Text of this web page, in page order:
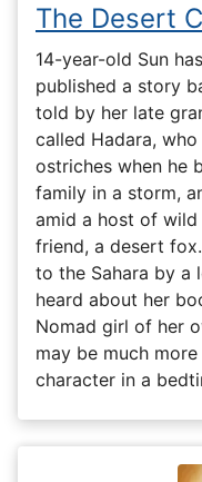
The Desert
14-year-old Sun
published a story
told by her late
called Hadara,
ostriches when he
family in a storm,
amid a host of wild
friend, a desert
to the Sahara by a
heard about her
Nomad girl of her
may be much
character in a